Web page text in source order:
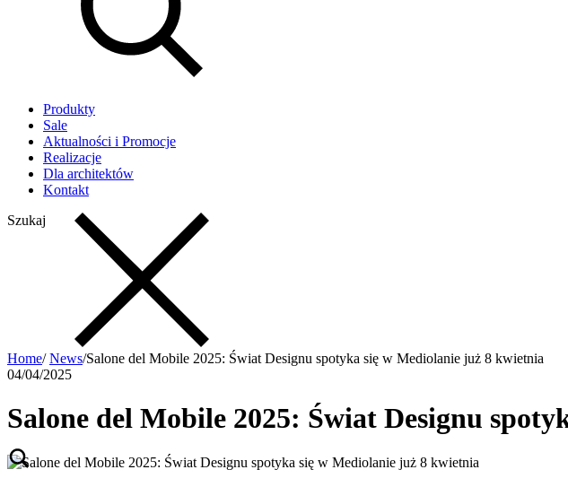
Produkty
Sale
Aktualności i Promocje
Realizacje
Dla architektów
Kontakt
Szukaj
Home/ News/Salone del Mobile 2025: Świat Designu spotyka się w Mediolanie już 8 kwietnia
04/04/2025
Salone del Mobile 2025: Świat Designu